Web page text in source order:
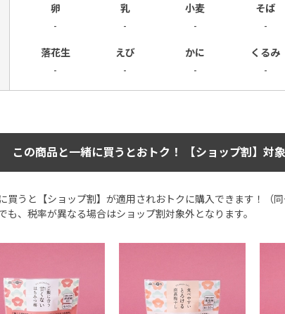
卵
乳 小麦
そば
-
- - -
落花生 えび かに
くるみ
-
- - -
この商品と一緒に買うとおトク！ 【ショップ割】対
買うと【ショップ割】が適用されおトクに購入できます！（
も、税率が異なる場合はショップ割対象外となります。